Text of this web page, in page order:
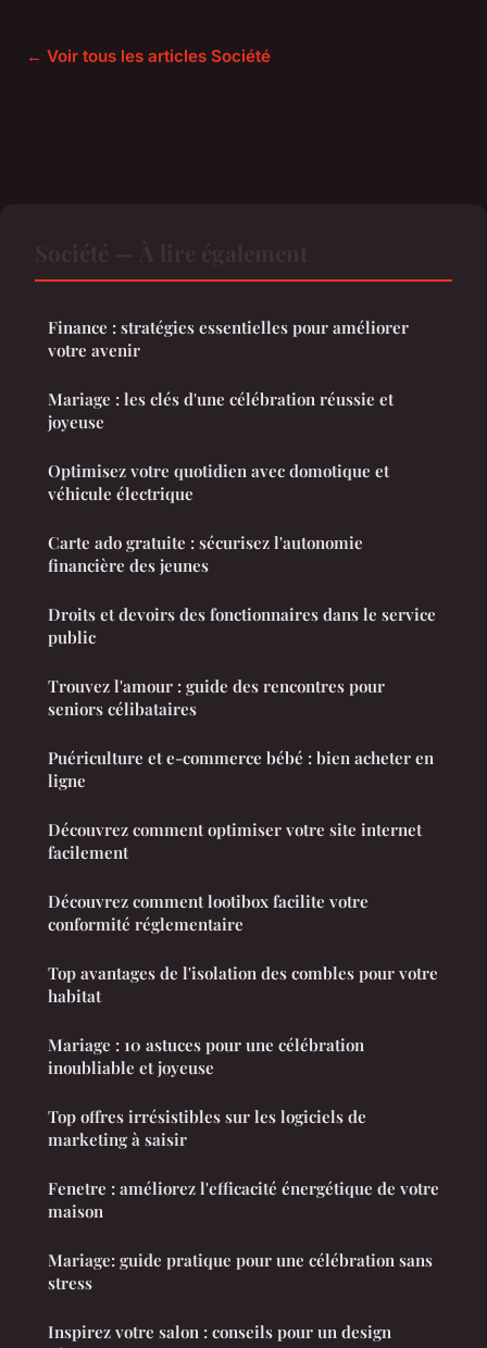
← Voir tous les articles Société
Finance : stratégies essentielles pour améliorer
votre avenir
Mariage : les clés d'une célébration réussie et
joyeuse
Optimisez votre quotidien avec domotique et
véhicule électrique
Carte ado gratuite : sécurisez l'autonomie
financière des jeunes
Droits et devoirs des fonctionnaires dans le service
public
Trouvez l'amour : guide des rencontres pour
seniors célibataires
Puériculture et e-commerce bébé : bien acheter en
ligne
Découvrez comment optimiser votre site internet
facilement
Découvrez comment lootibox facilite votre
conformité réglementaire
Top avantages de l'isolation des combles pour votre
habitat
Mariage : 10 astuces pour une célébration
inoubliable et joyeuse
Top offres irrésistibles sur les logiciels de
marketing à saisir
Fenetre : améliorez l'efficacité énergétique de votre
maison
Mariage: guide pratique pour une célébration sans
stress
Inspirez votre salon : conseils pour un design